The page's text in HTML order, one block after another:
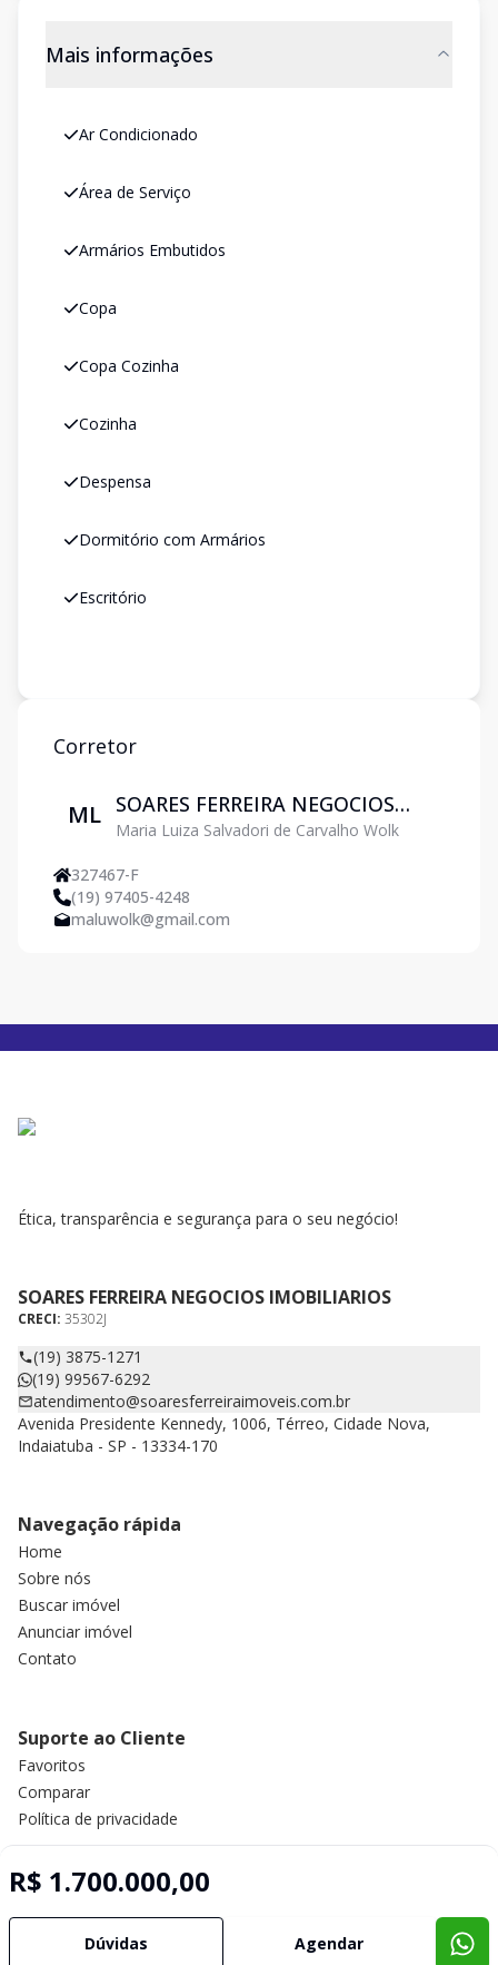
Mais informações
Ar Condicionado
Área de Serviço
Armários Embutidos
Copa
Copa Cozinha
Cozinha
Despensa
Dormitório com Armários
Escritório
Corretor
ML SOARES FERREIRA NEGOCIOS
IMOBILIARIOS LTDA
Maria Luiza Salvadori de Carvalho Wolk
327467-F
(19) 97405-4248
maluwolk@gmail.com
R$ 1.700.000,00
Dúvidas Agendar
Ética, transparência e segurança para o seu negócio!
SOARES FERREIRA NEGOCIOS IMOBILIARIOS
CRECI: 35302J
(19) 3875-1271
(19) 99567-6292
atendimento@soaresferreiraimoveis.com.br
Avenida Presidente Kennedy, 1006, Térreo, Cidade Nova,
Indaiatuba - SP - 13334-170
Navegação rápida
Home
Sobre nós
Buscar imóvel
Anunciar imóvel
Contato
Suporte ao Cliente
Favoritos
Comparar
Política de privacidade
Selo de Tecnologia Loft